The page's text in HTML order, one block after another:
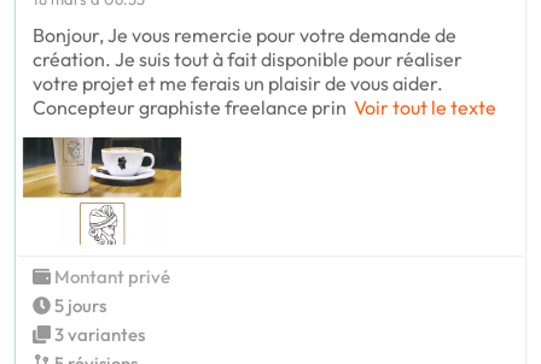
Bonjour, Je vous remercie pour votre demande de
création. Je suis tout à fait disponible pour réaliser
votre projet et me ferais un plaisir de vous aider.
Concepteur graphiste freelance prin Voir tout le texte
Montant privé
5 jours
3 variantes